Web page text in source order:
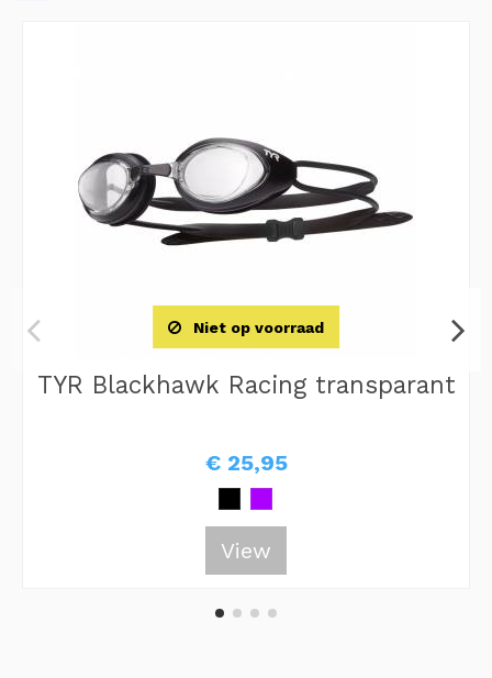
Niet op voorraad
TYR Blackhawk Racing transparant
€ 25,95
View